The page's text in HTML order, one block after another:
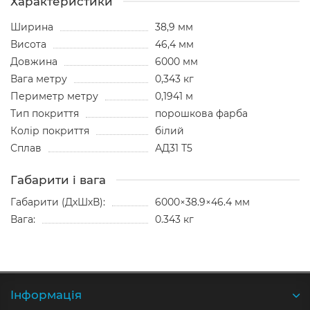
Ширина
38,9 мм
Висота
46,4 мм
Довжина
6000 мм
Вага метру
0,343 кг
Периметр метру
0,1941 м
Тип покриття
порошкова фарба
Колір покриття
білий
Сплав
АД31 Т5
Габарити і вага
Габарити (ДхШхВ):
6000×38.9×46.4 мм
Вага:
0.343 кг
Iнформація